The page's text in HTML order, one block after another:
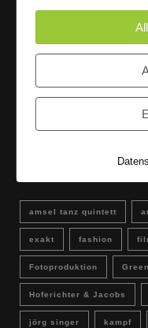
24. Juli
Es regnet
5. Juli
amsel tanz quintett
exakt fashion
Fotoproduktion
Hoferichter & Jacobs
jörg singer kampf